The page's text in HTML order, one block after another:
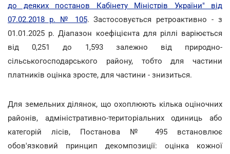
до деяких постанов Кабінету Міністрів України" від
07.02.2018 р. № 105. Застосовується ретроактивно - з
01.01.2025 р. Діапазон коефіцієнта для ріллі варіюється
від 0,251 до 1,593 залежно від природно-
сільськогосподарського району, тобто для частини
платників оцінка зросте, для частини - знизиться.
Для земельних ділянок, що охоплюють кілька оціночних
районів, адміністративно-територіальних одиниць або
категорій лісів, Постанова № 495 встановлює
обов'язковий принцип декомпозиції: оцінка кожної